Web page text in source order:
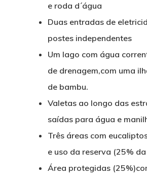
e roda d´água
Duas entradas de
postes independentes
Um lago com água
de drenagem,com uma
de bambu.
Valetas ao longo das
saídas para água e
Três áreas com
e uso da reserva (25%
Área protegidas